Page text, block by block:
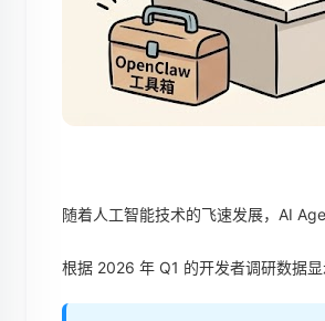
随着人工智能技术的飞速发展，AI
根据 2026 年 Q1 的开发者调研数据